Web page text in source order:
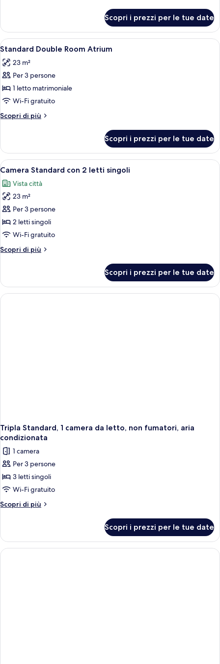
Scopri i prezzi per le tue date
Apri
tutte
le
foto
per
Standard
Double
Room
Una camera d'albergo con un letto,
9
Standard Double Room Atrium
23 m²
Per 3 persone
1 letto matrimoniale
Wi-Fi gratuito
Scopri di più
Altri
Double
Room
Atrium
Scopri i prezzi per le tue date
Apri
tutte
le
foto
per
Camera
Standard
2
Una camera d'albergo con due letti,
9
Camera Standard con 2 letti singoli
Vista città
23 m²
Per 3 persone
2 letti singoli
Wi-Fi gratuito
Scopri di più
Altri
Standard
con
2
Scopri i prezzi per le tue date
Tripla Standard, 1 camera da letto, non fumatori, aria
condizionata
1 camera
Per 3 persone
3 letti singoli
Wi-Fi gratuito
Scopri di più
Altri
Standard,
camera
Scopri i prezzi per le tue date